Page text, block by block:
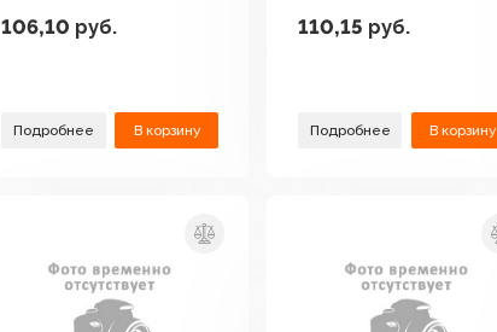
106,10 руб.
Подробнее В корзину
110,15 руб.
Подробнее В корзину